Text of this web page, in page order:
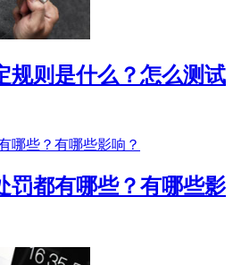
规则是什么？怎么测试
罚都有哪些？有哪些影